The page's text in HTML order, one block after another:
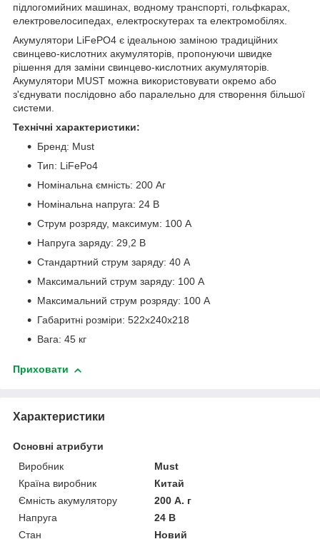
підлогомийних машинах, водному транспорті, гольфкарах,
електровелосипедах, електроскутерах та електромобілях.
Акумулятори LiFePO4 є ідеальною заміною традиційних
свинцево-кислотних акумуляторів, пропонуючи швидке
рішення для заміни свинцево-кислотних акумуляторів.
Акумулятори MUST можна використовувати окремо або
з'єднувати послідовно або паралельно для створення більшої
системи.
Технічні характеристики:
Бренд: Must
Тип: LiFePo4
Номінальна ємність: 200 Аг
Номінальна напруга: 24 В
Струм розряду, максимум: 100 А
Напруга заряду: 29,2 В
Стандартний струм заряду: 40 А
Максимальний струм заряду: 100 А
Максимальний струм розряду: 100 А
Габаритні розміри: 522х240х218
Вага: 45 кг
Приховати
Характеристики
Основні атрибути
Виробник
Must
Країна виробник
Китай
Ємність акумулятору
200 А. г
Напруга
24 В
Стан
Новий